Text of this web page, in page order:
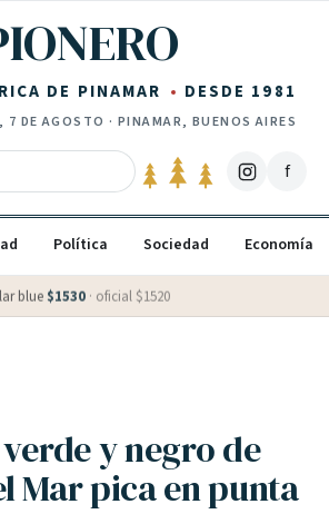
DE PINAMAR DESDE 1981
7 DE AGOSTO · PINAMAR, BUENOS AIRES
f
Política Sociedad Economía
blue $1530 · oficial $1520
y negro de
Mar pica en punta